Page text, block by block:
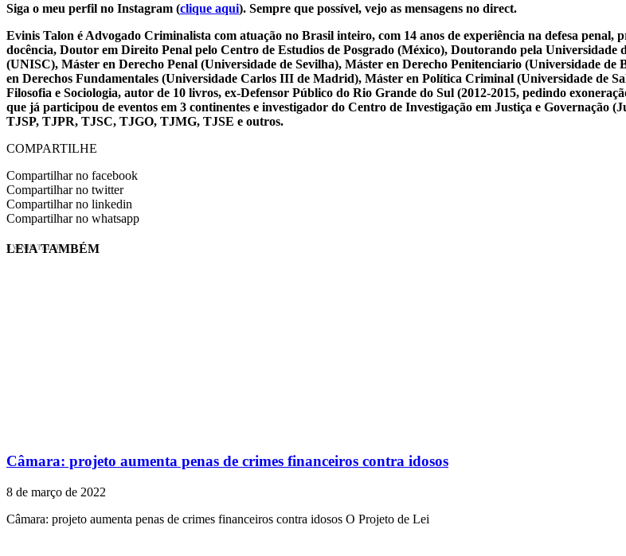
Siga o meu perfil no Instagram (clique aqui). Sempre que possível, vejo as mensagens no direct.
Evinis Talon é Advogado Criminalista com atuação no Brasil inteiro, com 14 anos de experiência na defesa penal,
docência, Doutor em Direito Penal pelo Centro de Estudios de Posgrado (México), Doutorando pela
(UNISC), Máster en Derecho Penal (Universidade de Sevilha), Máster en Derecho Penitenciario (Universidade
en Derechos Fundamentales (Universidade Carlos III de Madrid), Máster en Política Criminal (Universidade de
Filosofia e Sociologia, autor de 10 livros, ex-Defensor Público do Rio Grande do Sul (2012-2015, pedindo
que já participou de eventos em 3 continentes e investigador do Centro de Investigação em Justiça e
TJSP, TJPR, TJSC, TJGO, TJMG, TJSE e outros.
COMPARTILHE
Compartilhar no facebook
Compartilhar no twitter
Compartilhar no linkedin
Compartilhar no whatsapp
EVINIS TALON
LEIA TAMBÉM
Câmara: projeto aumenta penas de crimes financeiros contra idosos
8 de março de 2022
Câmara: projeto aumenta penas de crimes financeiros contra idosos O Projeto de Lei